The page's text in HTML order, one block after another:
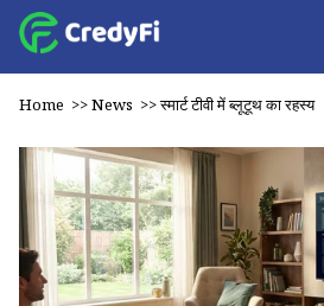
Home >>News >>स्मार्ट टीवी में ब्लूटूथ का रहस्य